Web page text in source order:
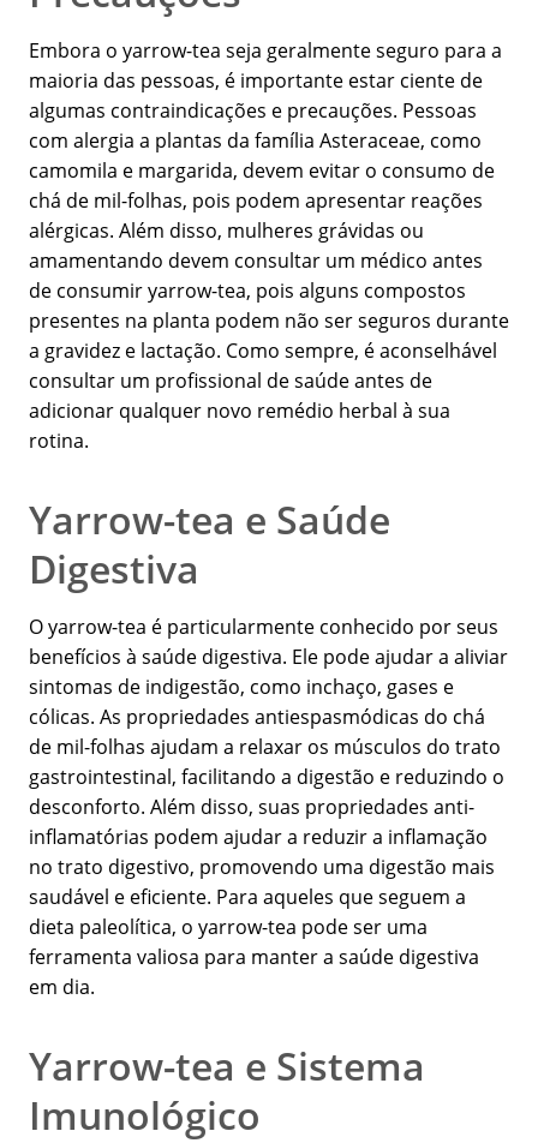
Embora o yarrow-tea seja geralmente seguro para a
maioria das pessoas, é importante estar ciente de
algumas contraindicações e precauções. Pessoas
com alergia a plantas da família Asteraceae, como
camomila e margarida, devem evitar o consumo de
chá de mil-folhas, pois podem apresentar reações
alérgicas. Além disso, mulheres grávidas ou
amamentando devem consultar um médico antes
de consumir yarrow-tea, pois alguns compostos
presentes na planta podem não ser seguros durante
a gravidez e lactação. Como sempre, é aconselhável
consultar um profissional de saúde antes de
adicionar qualquer novo remédio herbal à sua
rotina.
Yarrow-tea e Saúde
Digestiva
O yarrow-tea é particularmente conhecido por seus
benefícios à saúde digestiva. Ele pode ajudar a aliviar
sintomas de indigestão, como inchaço, gases e
cólicas. As propriedades antiespasmódicas do chá
de mil-folhas ajudam a relaxar os músculos do trato
gastrointestinal, facilitando a digestão e reduzindo o
desconforto. Além disso, suas propriedades anti-
inflamatórias podem ajudar a reduzir a inflamação
no trato digestivo, promovendo uma digestão mais
saudável e eficiente. Para aqueles que seguem a
dieta paleolítica, o yarrow-tea pode ser uma
ferramenta valiosa para manter a saúde digestiva
em dia.
Yarrow-tea e Sistema
Imunológico